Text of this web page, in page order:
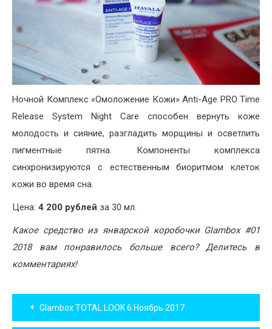
Ночной Комплекс «Омоложение Кожи» Anti-Age PRO Time
Release System Night Care способен вернуть коже
молодость и сияние, разгладить морщины и осветлить
пигментные пятна. Компоненты комплекса
синхронизируются с естественным биоритмом клеток
кожи во время сна.
Цена: 4 200 рублей за 30 мл.
Какое средство из январской коробочки Glambox #01
2018 вам понравилось больше всего? Делитесь в
комментариях!
Навигация
Glambox TOTAL LOOK 6 Ноябрь 2017